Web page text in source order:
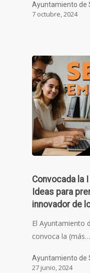
Ayuntamiento de
7 octubre, 2024
Convocada la
Ideas para
innovador de
El Ayuntamiento
convoca la
Ayuntamiento de
27 junio, 2024